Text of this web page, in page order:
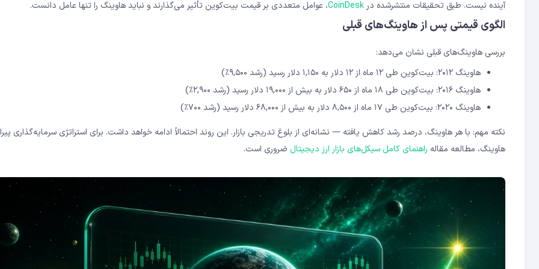
آینده نیست. طبق تحقیقات منتشرشده در CoinDesk، عوامل متعددی بر قیمت بیت‌کوین تأثیر می‌گذارند و نباید هاوینگ را تنها عامل دانست.
الگوی قیمتی پس از هاوینگ‌های قبلی
بررسی هاوینگ‌های قبلی نشان می‌دهد:
هاوینگ ۲۰۱۲: بیت‌کوین طی ۱۲ ماه از ۱۲ دلار به ۱,۱۵۰ دلار رسید (رشد ۹,۵۰۰٪)
هاوینگ ۲۰۱۶: بیت‌کوین طی ۱۸ ماه از ۶۵۰ دلار به بیش از ۱۹,۰۰۰ دلار رسید (رشد ۲,۹۰۰٪)
هاوینگ ۲۰۲۰: بیت‌کوین طی ۱۷ ماه از ۸,۵۰۰ دلار به بیش از ۶۸,۰۰۰ دلار رسید (رشد ۷۰۰٪)
نکته مهم: با هر هاوینگ، درصد رشد کاهش یافته — نشانه‌ای از بلوغ تدریجی بازار. این روند احتمالاً ادامه خواهد داشت. برای استراتژی سرمایه‌گذاری
هاوینگ، مطالعه مقاله راهنمای کامل سیکل‌های بازار ارز دیجیتال ضروری است.